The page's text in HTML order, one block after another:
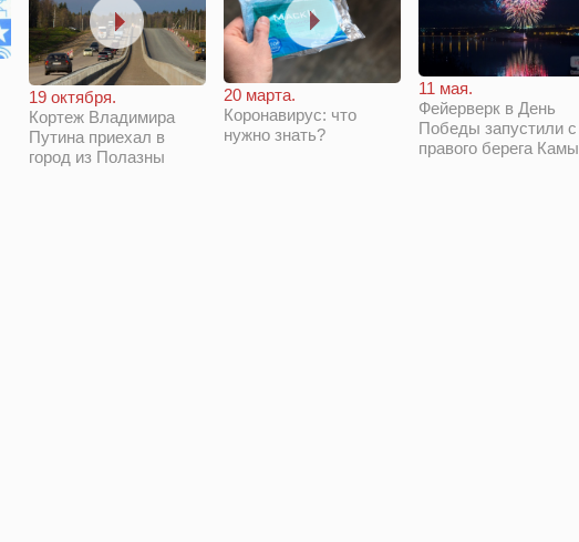
19 октября.
Кортеж Владимира
Путина приехал в
город из Полазны
20 марта.
Коронавирус: что
нужно знать?
11 мая.
Фейерверк в День
Победы запустили с
правого берега Камы